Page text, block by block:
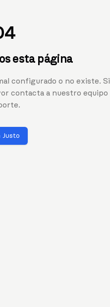
esta página
configurado o no existe. Si
contacta a nuestro equipo
Justo